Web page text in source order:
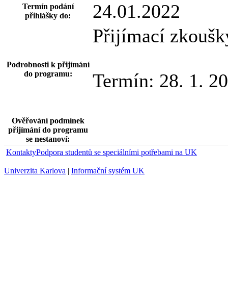
Termín podání
přihlášky do:
24.01.2022
Podrobnosti k přijímání
do programu:
Přijímací
Termín: 28. 1.
Ověřování podmínek
přijímání do programu
se nestanoví:
KontaktyPodpora studentů se speciálními potřebami na UK
Univerzita Karlova | Informační systém UK